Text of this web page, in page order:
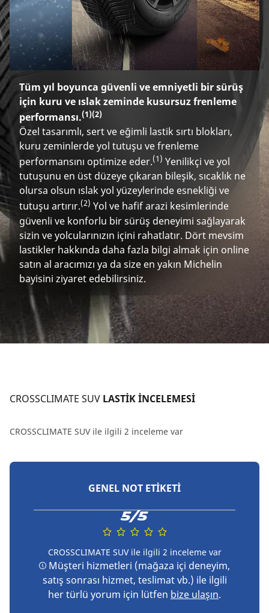
Tüm yıl boyunca güvenli ve emniyetli bir sürüş
için kuru ve ıslak zeminde kusursuz frenleme
performansı.(1)(2)
Özel tasarımlı, sert ve eğimli lastik sırtı blokları,
kuru zeminlerde yol tutuşu ve frenleme
performansını optimize eder.(1) Yenilikçi ve yol
tutuşunu en üst düzeye çıkaran bileşik, sıcaklık ne
olursa olsun ıslak yol yüzeylerinde esnekliği ve
tutuşu artırır.(2) Yol ve hafif arazi kesimlerinde
güvenli ve konforlu bir sürüş deneyimi sağlayarak
sizin ve yolcularınızın içini rahatlatır. Dört mevsim
lastikler hakkında daha fazla bilgi almak için online
satın al aracımızı ya da size en yakın Michelin
bayisini ziyaret edebilirsiniz.
CROSSCLIMATE SUV LASTİK İNCELEMESİ
CROSSCLIMATE SUV ile ilgili 2 inceleme var
GENEL NOT ETIKETI
5/5
CROSSCLIMATE SUV ile ilgili 2 inceleme var
Müşteri hizmetleri (mağaza içi deneyim,
satış sonrası hizmet, teslimat vb.) ile ilgili
her türlü yorum için lütfen bize ulaşın.